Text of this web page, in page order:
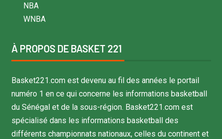
NBA
WNBA
À PROPOS DE BASKET 221
Basket221.com est devenu au fil des années le portail
numéro 1 en ce qui concerne les informations basketball
du Sénégal et de la sous-région. Basket221.com est
spécialisé dans les informations basketball des
différents championnats nationaux, celles du continent et